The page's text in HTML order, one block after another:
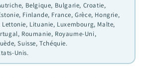
Belgique, Bulgarie, Croatie,
Finlande, France, Grèce, Hongrie,
Lituanie, Luxembourg, Malte,
Roumanie, Royaume-Uni,
Suisse, Tchéquie.
Unis.